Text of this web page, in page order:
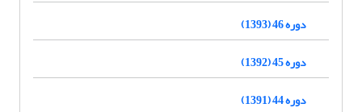
دوره 46 (1393)
دوره 45 (1392)
دوره 44 (1391)